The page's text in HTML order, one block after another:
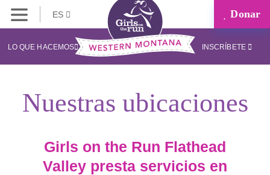
ES Donar
LO QUE HACEMOS INSCRÍBETE
Nuestras ubicaciones
Girls on the Run Flathead
Valley presta servicios en